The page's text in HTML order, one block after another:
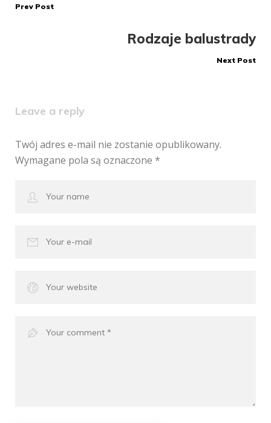
Prev Post
Rodzaje balustrady
Next Post
Leave a reply
Twój adres e-mail nie zostanie opublikowany.
Wymagane pola są oznaczone *